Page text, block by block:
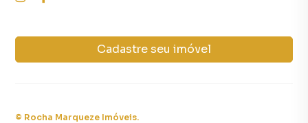
Cadastre seu imóvel
© Rocha Marqueze Imóveis.